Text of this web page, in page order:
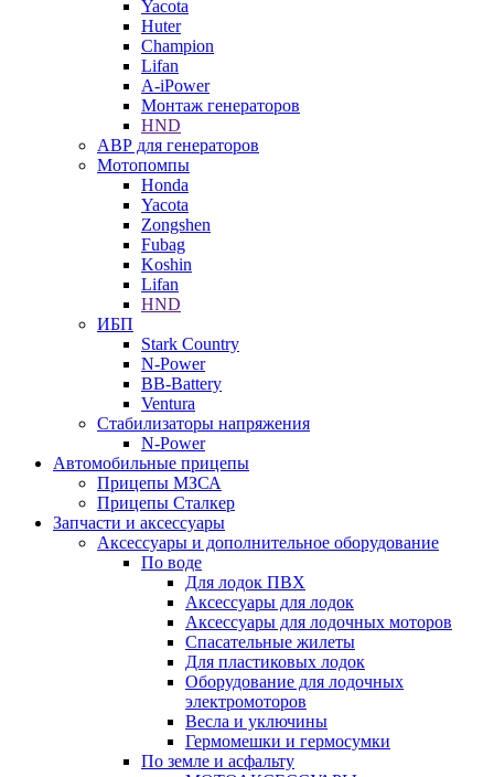
Yacota
Huter
Champion
Lifan
A-iPower
Монтаж генераторов
HND
АВР для генераторов
Мотопомпы
Honda
Yacota
Zongshen
Fubag
Koshin
Lifan
HND
ИБП
Stark Country
N-Power
BB-Battery
Ventura
Стабилизаторы напряжения
N-Power
Автомобильные прицепы
Прицепы МЗСА
Прицепы Сталкер
Запчасти и аксессуары
Аксессуары и дополнительное оборудование
По воде
Для лодок ПВХ
Аксессуары для лодок
Аксессуары для лодочных моторов
Спасательные жилеты
Для пластиковых лодок
Оборудование для лодочных
электромоторов
Весла и уключины
Гермомешки и гермосумки
По земле и асфальту